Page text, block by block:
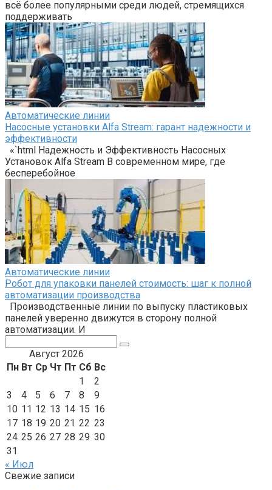
всё более популярными среди людей, стремящихся
поддерживать
Автоматические линии
Насосные установки Alfa Stream: гарант надежности и
эффективности
«`html Надежность и Эффективность Насосных
Установок Alfa Stream В современном мире, где
бесперебойное
Автоматические линии
Робот для упаковки панелей стоимость: шаг к полной
автоматизации производства
Производственные линии по выпуску пластиковых
панелей уверенно движутся в сторону полной
автоматизации. И
Август 2026
Пн Вт Ср Чт Пт Сб Вс
1
2
3
4 5 6 7 8
9
10 11 12 13 14 15 16
17 18 19 20 21 22 23
24 25 26 27 28 29 30
31
« Июл
Свежие записи